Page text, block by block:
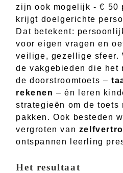
zijn ook mogelijk - € 50
krijgt doelgerichte
Dat betekent:
voor eigen vragen en
veilige, gezellige sfeer.
de vakgebieden die het
de doorstroomtoets –
rekenen – én leren
strategieën om de toets
pakken. Ook besteden
vergroten van
ontspannen leerling
Het resultaat